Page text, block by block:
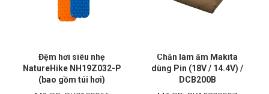
Đệm hơi siêu nhẹ
NatureHike NH19Z032-P
(bao gồm túi hơi)
Chăn làm ấm Makita
dùng Pin (18V / 14.4V) /
DCB200B